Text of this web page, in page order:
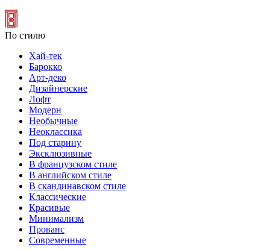
По стилю
Хай-тек
Барокко
Арт-деко
Дизайнерские
Лофт
Модерн
Необычные
Неоклассика
Под старину
Эксклюзивные
В французском стиле
В английском стиле
В скандинавском стиле
Классические
Красивые
Минимализм
Прованс
Современные